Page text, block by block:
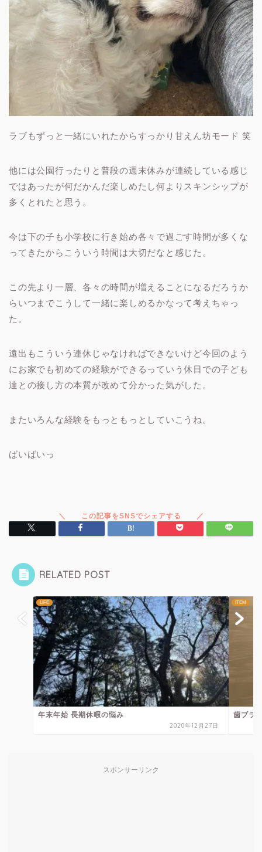
ラブもずっと一緒にいれたからすっかり甘えん坊モード 笑
他には公園行ったりと普段の週末休みが連続している感じ
ではあったが何だかんだ楽しめたし何よりスキンシップが
多くとれたと思う。
今は下の子も小学校に行き始め各々で過ごす時間が多くな
ってきたからこういう時間は大切だなと感じた。
この先より一層、各々の時間が増えることになるだろうか
らいつまでこうして一緒に楽しめるかなって考えちゃっ
た。
遠出もこういう連休じゃなければできないけど今回のよう
にお家でも初めての経験ができるっていう休日での子ども
達との接し方の本質が改めて分かった気がした。
またいろんな経験をもっともっとしていこうね。
ばいばいっ
RELATED POST
LIFE
年末年始 長期休暇の悩み
2020年12月27日
ITEM
歯ブラ
スポンサーリンク